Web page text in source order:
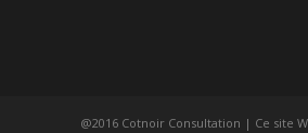
@2016 Cotnoir Consultation | Ce site